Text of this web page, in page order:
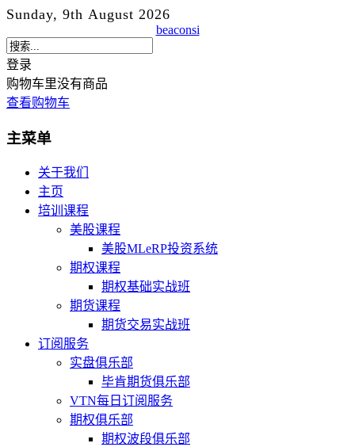
Sunday, 9th August 2026
beaconsi
登录
购物车里没有商品
查看购物车
主菜单
关于我们
主页
培训课程
美股课程
美股MLeRP投资系统
期权课程
期权基础实战班
期货课程
期货交易实战班
订阅服务
实盘俱乐部
毕肯期货俱乐部
VTN每日订阅服务
期权俱乐部
期权波段俱乐部